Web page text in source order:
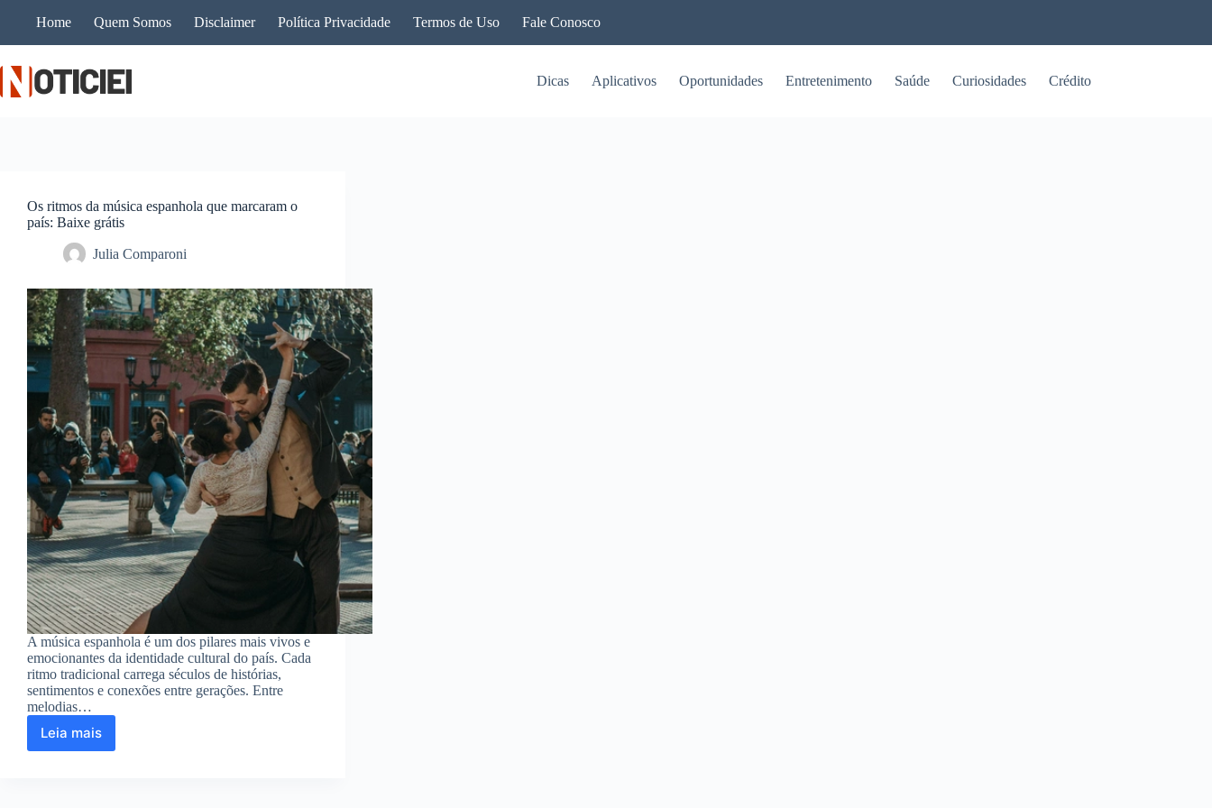
Home Quem Somos Disclaimer Política Privacidade Termos de Uso Fale Conosco
Dicas Aplicativos Oportunidades Entretenimento Saúde Curiosidades Crédito
Os ritmos da música espanhola que marcaram o
país: Baixe grátis
Julia Comparoni
A música espanhola é um dos pilares mais vivos e
emocionantes da identidade cultural do país. Cada
ritmo tradicional carrega séculos de histórias,
sentimentos e conexões entre gerações. Entre
melodias…
Leia mais
Os